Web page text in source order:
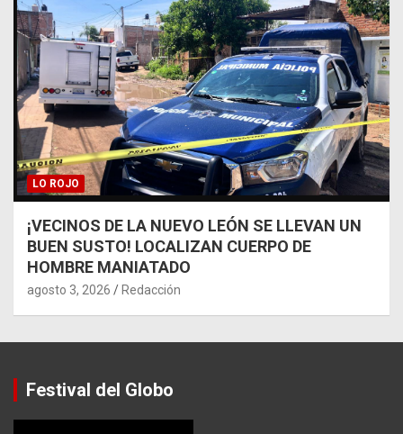
LO ROJO
¡VECINOS DE LA NUEVO LEÓN SE LLEVAN UN
BUEN SUSTO! LOCALIZAN CUERPO DE
HOMBRE MANIATADO
agosto 3, 2026 Redacción
Festival del Globo